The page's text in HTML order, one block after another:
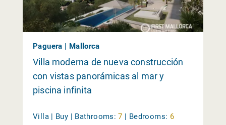
Paguera | Mallorca
Villa moderna de nueva construcción
con vistas panorámicas al mar y
piscina infinita
Villa | Buy | Bathrooms: 7 | Bedrooms: 6